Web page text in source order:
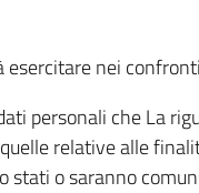
nei
personali che La
relative alle
stati o saranno